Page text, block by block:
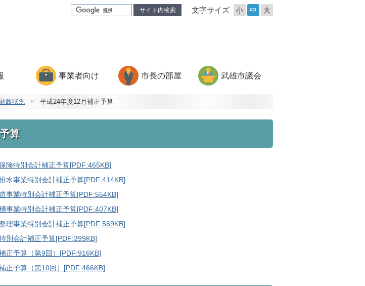
サイト内検索 文字サイズ 小 中 大
事業者向け 市長の部屋 武雄市議会
政状況 > 平成24年度12月補正予算
算
険特別会計補正予算[PDF:465KB]
水事業特別会計補正予算[PDF:414KB]
事業特別会計補正予算[PDF:554KB]
事業特別会計補正予算[PDF:407KB]
理事業特別会計補正予算[PDF:569KB]
別会計補正予算[PDF:399KB]
正予算（第9回）[PDF:916KB]
正予算（第10回）[PDF:466KB]